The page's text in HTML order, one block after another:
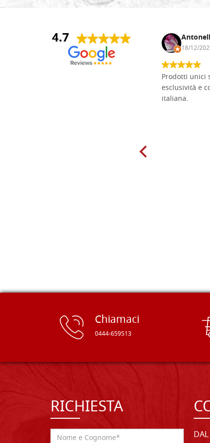
4.7
Andrea Monguzzi
18/12/
Prodotti unici
esclusività e
italiana.
Chiamaci
0444-659513
RICHIESTA